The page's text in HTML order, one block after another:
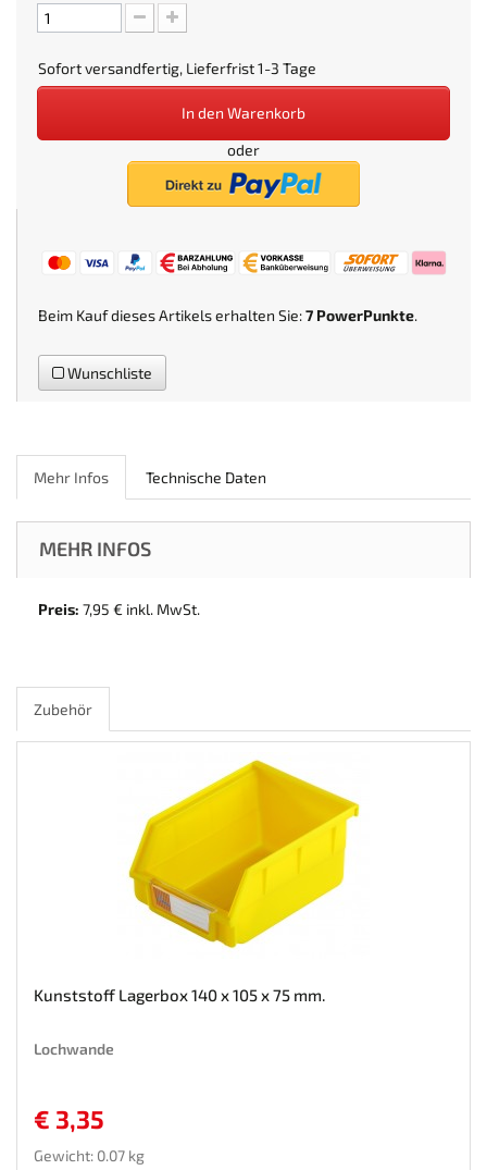
Sofort versandfertig, Lieferfrist 1-3 Tage
In den Warenkorb
oder
Beim Kauf dieses Artikels erhalten Sie:7 PowerPunkte.
Wunschliste
Mehr Infos Technische Daten
MEHR INFOS
Preis: 7,95 € inkl. MwSt.
Zubehör
Kunststoff Lagerbox 140 x 105 x 75 mm.
Lochwande
€ 3,35
Gewicht: 0.07 kg